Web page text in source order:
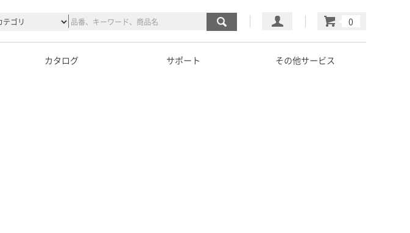
マイページ
カート
カタログ サポート その他サービス